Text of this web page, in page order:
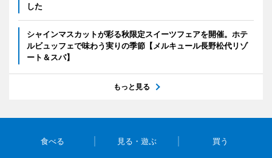
した
シャインマスカットが彩る秋限定スイーツフェアを開催。ホテ
ルビュッフェで味わう実りの季節【メルキュール長野松代リゾ
ート＆スパ】
もっと見る
食べる 見る・遊ぶ 買う